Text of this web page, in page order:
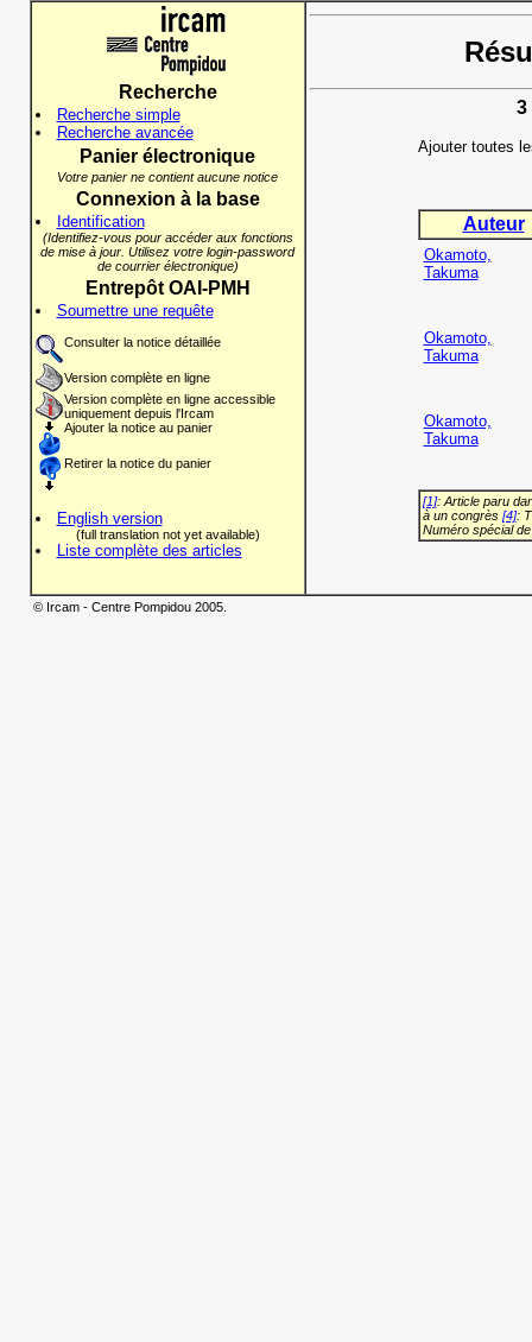
Recherche
Recherche simple
Recherche avancée
Panier électronique
Votre panier ne contient aucune notice
Connexion à la base
Identification
(Identifiez-vous pour accéder aux fonctions
de mise à jour. Utilisez votre login-password
de courrier électronique)
Entrepôt OAI-PMH
Soumettre une requête
Consulter la notice détaillée
Version complète en ligne
Version complète en ligne accessible
uniquement depuis l'Ircam
Ajouter la notice au panier
Retirer la notice du panier
English version
(full translation not yet available)
Liste complète des articles
3
Ajouter toutes
Auteur
Okamoto,
Takuma
Okamoto,
Takuma
Okamoto,
Takuma
[1]: Article paru
à un congrès [4]:
Numéro spécial
© Ircam - Centre Pompidou 2005.